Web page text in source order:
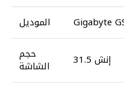
الموديل
Gigabyte
حجم
الشاشة 31.5 إنش